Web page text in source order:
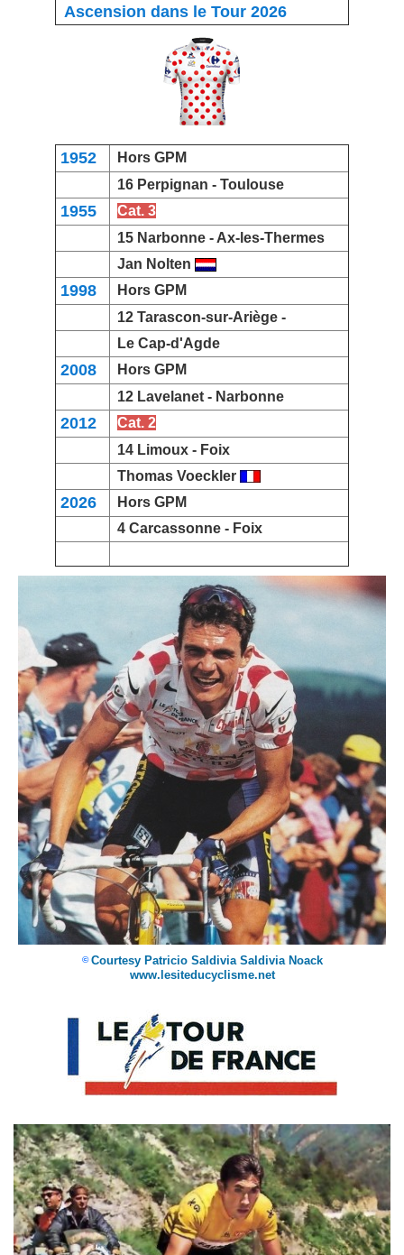
Ascension dans le Tour 2026
1952
Hors GPM
16 Perpignan - Toulouse
1955
Cat. 3
15 Narbonne - Ax-les-Thermes
Jan Nolten
1998
Hors GPM
12 Tarascon-sur-Ariège -
Le Cap-d'Agde
2008
Hors GPM
12 Lavelanet - Narbonne
2012
Cat. 2
14 Limoux - Foix
Thomas Voeckler
2026
Hors GPM
4 Carcassonne - Foix
© Courtesy Patricio Saldivia Saldivia Noack
www.lesiteducyclisme.net